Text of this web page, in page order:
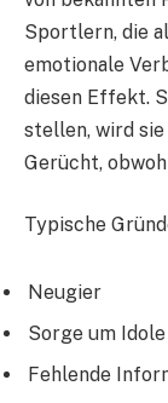
Sportlern, die
emotionale
diesen Effekt.
stellen, wird
Gerücht,
Typische
Neugier
Sorge um Idole
Fehlende